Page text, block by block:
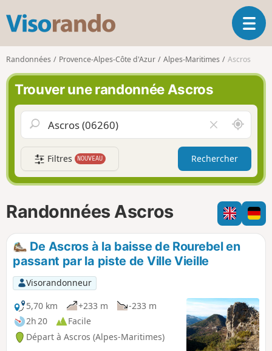
s
o
r
n
d
o
O
u
l
a
i
g
t
i
o
Randonnées Provence-Alpes-Côte d'Azur Alpes-Maritimes Ascros
Trouver une randonnée Ascros
i
d
e
r
l
e
h
a
m
A
u
t
u
r
d
e
m
Filtres NOUVEAU Rechercher
Randonnées Ascros
De Ascros à la baisse de Rourebel en
passant par la piste de Ville Vieille
Visorandonneur
5,70 km
+233 m
-233 m
2h 20
Facile
Départ à Ascros (Alpes-Maritimes)